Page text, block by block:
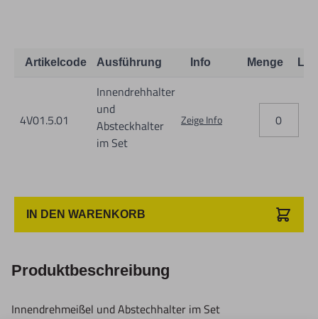
Informationen zur Produktsicherheit:
Nur für technisch versierte und mit dem Produkt vertraute
Unsachgemäße Verwendung kann zu Schäden und
Verletzungen führen.
Hogetex/Kometex B.V., Gesinkkampstraat 1,7051 HR
Varsseveld/ Netherlands, email: Info@hogetex.com
Artikelcode Ausführung Info Menge
4V01.5.01
Innendrehhalter
und
Absteckhalter
im Set
Zeige Info
IN DEN WARENKORB
Produktbeschreibung
Innendrehmeißel und Abstechhalter im Set